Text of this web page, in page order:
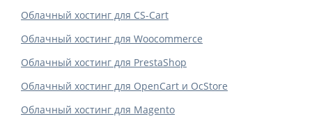
Облачный хостинг для CS-Cart
Облачный хостинг для Woocommerce
Облачный хостинг для PrestaShop
Облачный хостинг для OpenCart и OcStore
Облачный хостинг для Magento